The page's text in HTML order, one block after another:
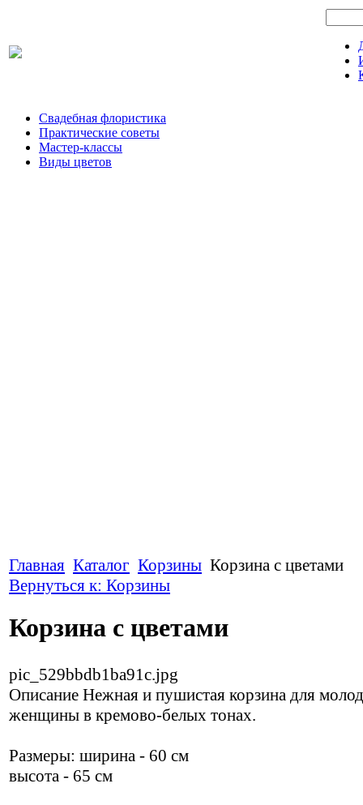
Свадебная флористика
Практические советы
Мастер-классы
Виды цветов
Главная Каталог Корзины Корзина с цветами
Вернуться к: Корзины
Корзина с цветами
pic_529bbdb1ba91c.jpg
Описание Нежная и пушистая корзина для
женщины в кремово-белых тонах.
Размеры: ширина - 60 см
высота - 65 см